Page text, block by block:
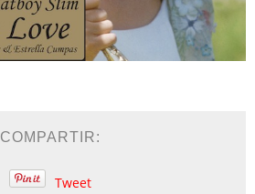
COMPARTIR:
Tweet